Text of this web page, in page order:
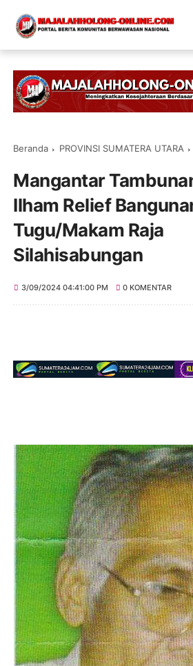
Beranda PROVINSI SUMATERA UTARA
Mangantar
Ilham Relief
Tugu/Makam Raja
Silahisabungan
3/09/2024 04:41:00 PM 0 KOMENTAR